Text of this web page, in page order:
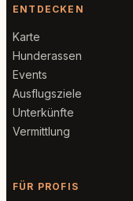
ENTDECKEN
Karte
Hunderassen
Events
Ausflugsziele
Unterkünfte
Vermittlung
FÜR PROFIS